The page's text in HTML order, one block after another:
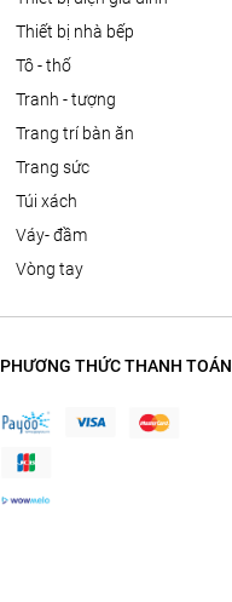
thiết bị nhà bếp
tô - thố
tranh - tượng
trang trí bàn ăn
trang sức
túi xách
váy- đầm
vòng tay
PHƯƠNG THỨC THANH TOÁN